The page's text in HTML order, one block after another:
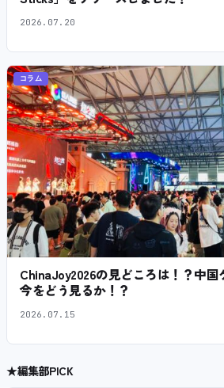
2026.07.20
コラム
ChinaJoy2026の見どころは！？中国
今をどう見るか！？
2026.07.15
★編集部PICK